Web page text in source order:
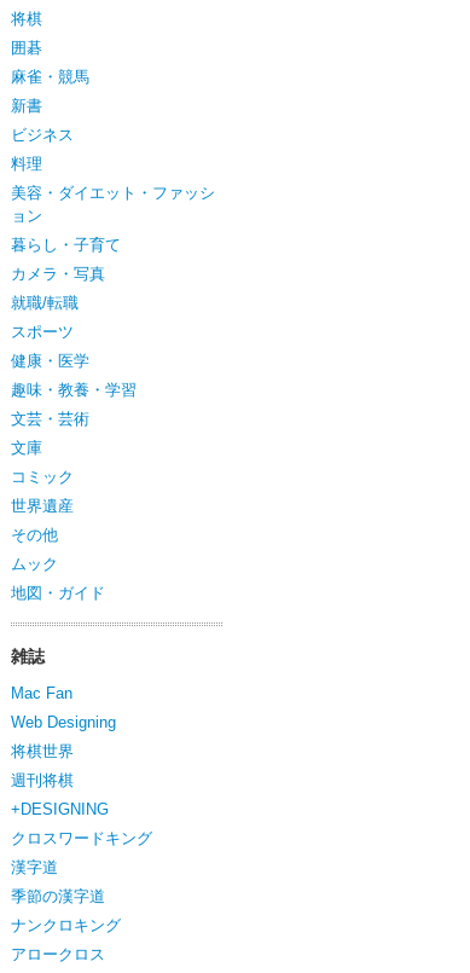
将棋
囲碁
麻雀・競馬
新書
ビジネス
料理
美容・ダイエット・ファッシ
ョン
暮らし・子育て
カメラ・写真
就職/転職
スポーツ
健康・医学
趣味・教養・学習
文芸・芸術
文庫
コミック
世界遺産
その他
ムック
地図・ガイド
雑誌
Mac Fan
Web Designing
将棋世界
週刊将棋
+DESIGNING
クロスワードキング
漢字道
季節の漢字道
ナンクロキング
アロークロス